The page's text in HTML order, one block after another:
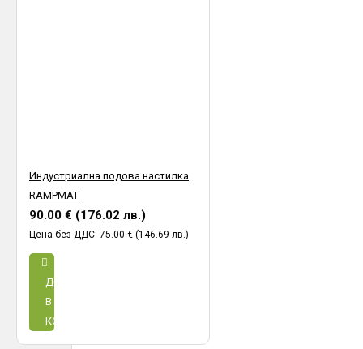
Индустриална подова настилка
RAMPMAT
90.00 € (176.02 лв.)
Цена без ДДС: 75.00 € (146.69 лв.)
ДОБАВИ
В
КОЛИЧКА